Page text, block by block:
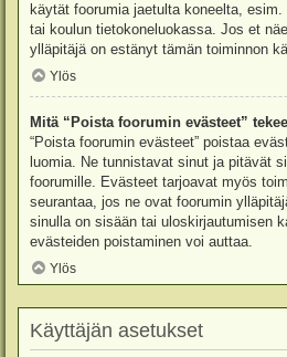
käytät foorumia jaetulta koneelta,
tai koulun tietokoneluokassa. Jos et
ylläpitäjä on estänyt tämän toiminnon
Ylös
Mitä “Poista foorumin evästeet”
“Poista foorumin evästeet” poistaa
luomia. Ne tunnistavat sinut ja pitävät
foorumille. Evästeet tarjoavat myös
seurantaa, jos ne ovat foorumin
sinulla on sisään tai uloskirjautumisen
evästeiden poistaminen voi auttaa.
Ylös
Käyttäjän asetukset